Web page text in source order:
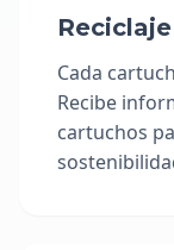
Cada
Recibe
cartuchos